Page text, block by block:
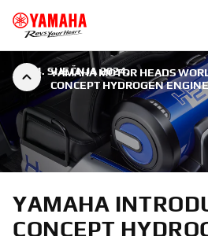
YAMAHA MOTOR HEADS
CONCEPT HYDROGEN
24. SIJEČNJA 2024.
YAMAHA
CONCEPT